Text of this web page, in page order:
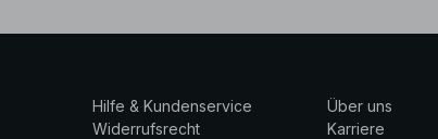
Hilfe & Kundenservice
Widerrufsrecht
Über uns
Karriere